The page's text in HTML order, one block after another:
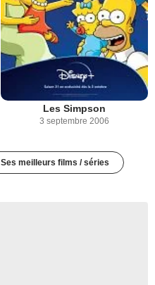
Les Simpson
3 septembre 2006
Ses meilleurs films / séries